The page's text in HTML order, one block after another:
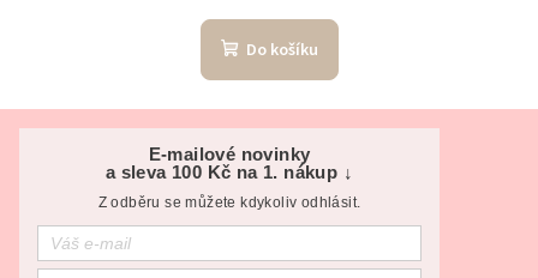
Do košíku
E-mailové novinky
a sleva 100 Kč na 1. nákup ↓
Z odběru se můžete kdykoliv odhlásit.